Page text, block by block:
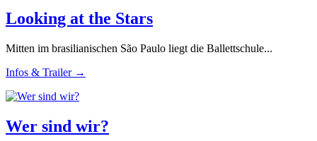
Looking at the Stars
Mitten im brasilianischen São Paulo liegt die Ballettschule...
Infos & Trailer →
Wer sind wir?